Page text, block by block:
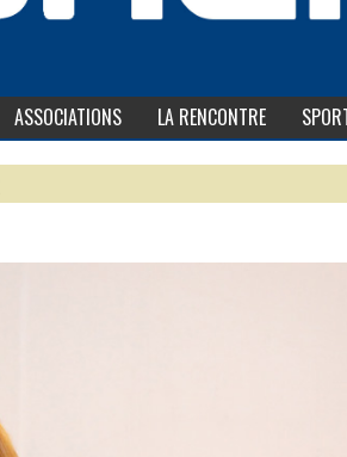
ASSOCIATIONS LA RENCONTRE